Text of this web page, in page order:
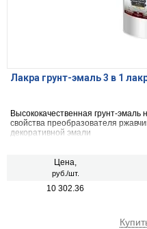
Лакра грунт-эмаль 3 в 1
Высококачественная грунт-эмаль
свойства преобразователя
декоративной эмали
Цена,
руб./шт.
10 302.36